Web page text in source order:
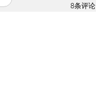
8条评论